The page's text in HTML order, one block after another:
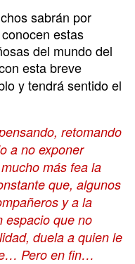
sabrán por
estas
del mundo del
esta breve
y tendrá sentido el
retomando
a no exponer
más fea la
que, algunos
y a la
espacio que no
duela a quien le
Pero en fin…